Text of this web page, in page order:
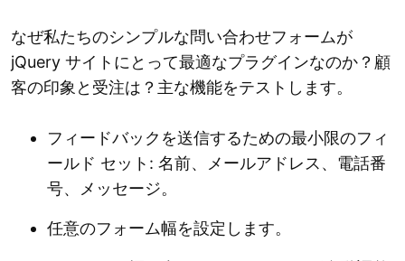
なぜ私たちのシンプルな問い合わせフォームが
jQuery サイトにとって最適なプラグインなのか？顧
客の印象と受注は？主な機能をテストします。
フィードバックを送信するための最小限のフィ
ールド セット: 名前、メールアドレス、電話番
号、メッセージ。
任意のフォーム幅を設定します。